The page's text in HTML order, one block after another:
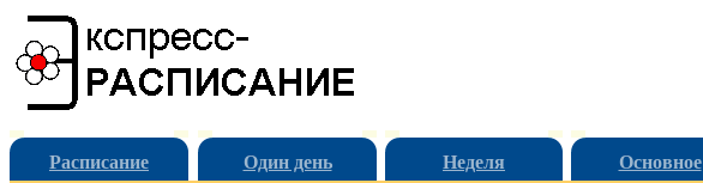
Расписание Один день Неделя Основное